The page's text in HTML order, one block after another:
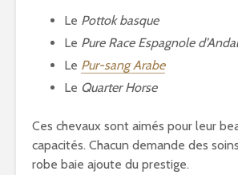
Le Pottok basque
Le Pure Race Espagnole
Le Pur-sang Arabe
Le Quarter Horse
Ces chevaux sont aimés pour leur
capacités. Chacun demande des
robe baie ajoute du prestige.